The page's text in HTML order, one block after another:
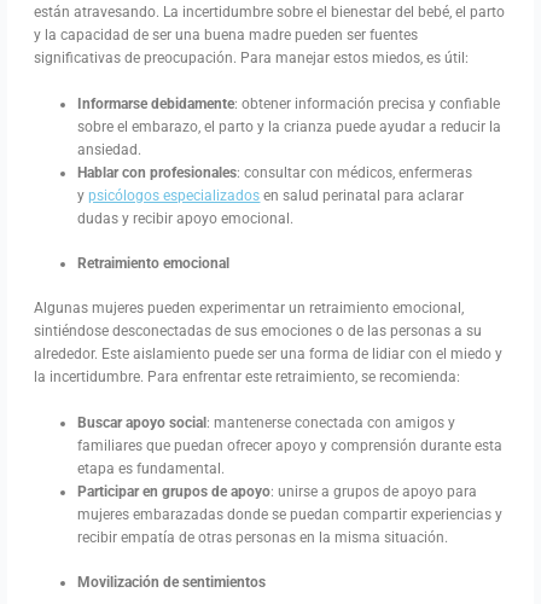
están atravesando. La incertidumbre sobre el bienestar del bebé, el parto
y la capacidad de ser una buena madre pueden ser fuentes
significativas de preocupación. Para manejar estos miedos, es útil:
Informarse debidamente: obtener información precisa y confiable
sobre el embarazo, el parto y la crianza puede ayudar a reducir la
ansiedad.
Hablar con profesionales: consultar con médicos, enfermeras
ypsicólogos especializados en salud perinatal para aclarar
dudas y recibir apoyo emocional.
Retraimiento emocional
Algunas mujeres pueden experimentar un retraimiento emocional,
sintiéndose desconectadas de sus emociones o de las personas a su
alrededor. Este aislamiento puede ser una forma de lidiar con el miedo y
la incertidumbre. Para enfrentar este retraimiento, se recomienda:
Buscar apoyo social : mantenerse conectada con amigos y
familiares que puedan ofrecer apoyo y comprensión durante esta
etapa es fundamental.
Participar en grupos de apoyo: unirse a grupos de apoyo para
mujeres embarazadas donde se puedan compartir experiencias y
recibir empatía de otras personas en la misma situación.
Movilización de sentimientos